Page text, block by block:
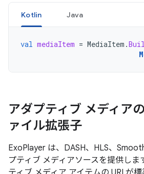
Kotlin Java
val mediaItem = MediaItem .
アダプティブ メディア
ァイル拡張子
ExoPlayer は、DASH、HLS、
プティブ メディアソースを提供しま